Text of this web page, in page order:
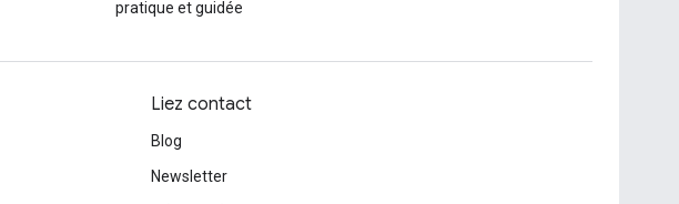
pratique et guidée
Liez contact
Blog
Newsletter